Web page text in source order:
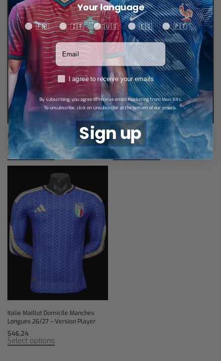
Italie Maillot Rétro 1998
$34,67
Select options
Italie Maillot Domicile Rétro 1982
$34,67
Select options
Italie Maillot Domicile Manches
Longues 26/27 – Version Player
$46,24
Select options
Your language
Your language
🇫🇷 🇮🇹 🇺🇸 🇪🇸 🇵🇹
Votre adresse email
RGPDI agree to receive your emails
By subscribing, you agree to receive email marketing from Maxi Kits.
To unsubscribe, click on Unsubscribe at the bottom of our emails.
Sign up